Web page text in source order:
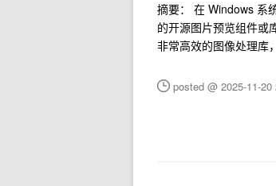
摘要： 在 Windows 系
的开源图片预览组件或
非常高效的图像处理库
posted @ 2025-11-